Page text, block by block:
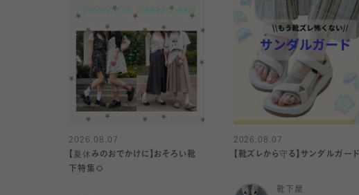
2026.08.07
【夏休みのおでかけに】おそろい靴
下特集🌻
2026.08.07
【靴ズレから守る】サンダルガード
靴下屋